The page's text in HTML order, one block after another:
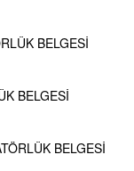
BELGESİ
BELGESİ
BELGESİ